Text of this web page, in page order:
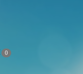
0